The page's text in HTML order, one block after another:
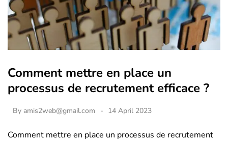
Comment mettre en place un
processus de recrutement efficace ?
By amis2web@gmail.com 14 April 2023
Comment mettre en place un processus de recrutement